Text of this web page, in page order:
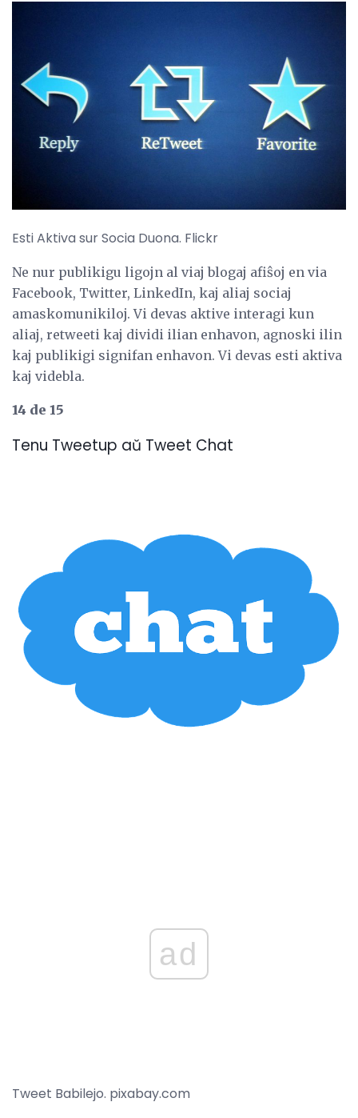
Esti Aktiva sur Socia Duona. Flickr
Ne nur publikigu ligojn al viaj blogaj afiŝoj en via
Facebook, Twitter, LinkedIn, kaj aliaj sociaj
amaskomunikiloj. Vi devas aktive interagi kun
aliaj, retweeti kaj dividi ilian enhavon, agnoski ilin
kaj publikigi signifan enhavon. Vi devas esti aktiva
kaj videbla.
14 de 15
Tenu Tweetup aŭ Tweet Chat
ad
Tweet Babilejo. pixabay.com